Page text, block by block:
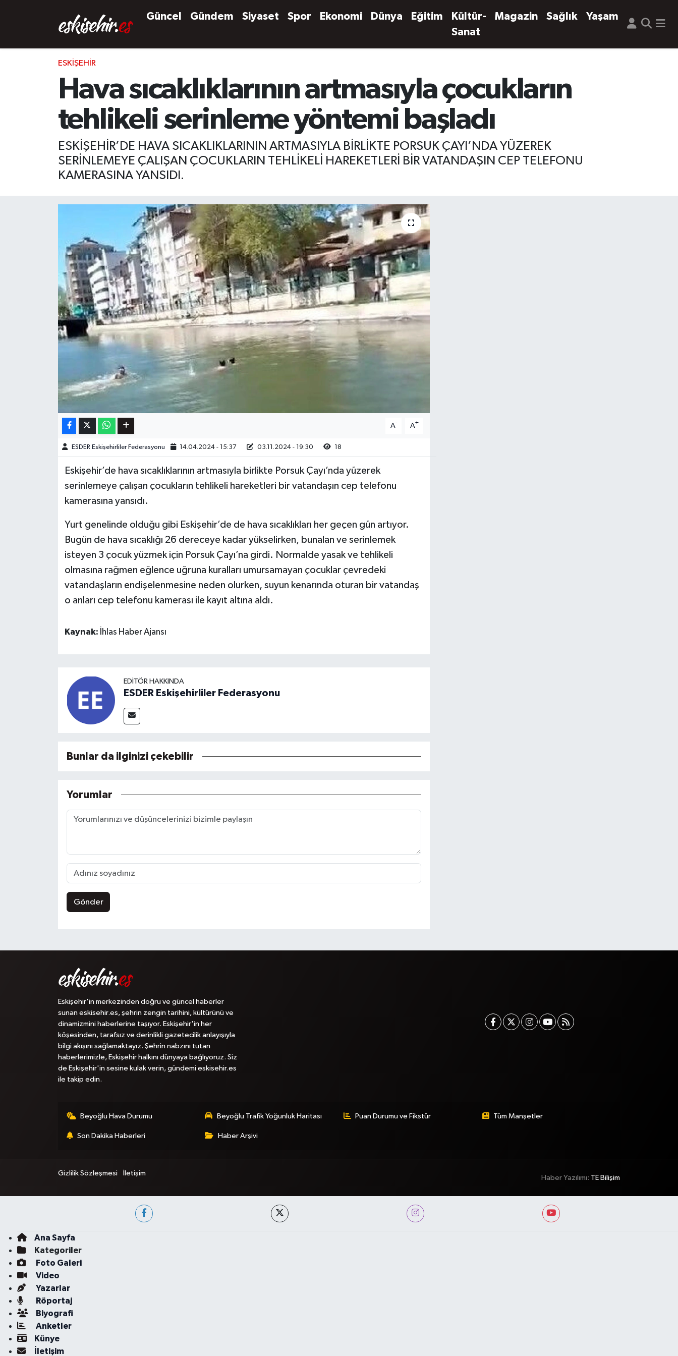
Güncel Gündem Siyaset Spor Ekonomi Dünya Eğitim
Kültür-
Sanat
Magazin Sağlık Yaşam
ESKIŞEHIR
Hava sıcaklıklarının artmasıyla çocukların
tehlikeli serinleme yöntemi başladı
ESKİŞEHİR’DE HAVA SICAKLIKLARININ ARTMASIYLA BİRLİKTE PORSUK ÇAYI’NDA YÜZEREK
SERİNLEMEYE ÇALIŞAN ÇOCUKLARIN TEHLİKELİ HAREKETLERİ BİR VATANDAŞIN CEP TELEFONU
KAMERASINA YANSIDI.
A- A+
ESDER Eskişehirliler Federasyonu 14.04.2024 - 15:37 03.11.2024 - 19:30 18
Eskişehir’de hava sıcaklıklarının artmasıyla birlikte Porsuk Çayı’nda yüzerek
serinlemeye çalışan çocukların tehlikeli hareketleri bir vatandaşın cep telefonu
kamerasına yansıdı.
Yurt genelinde olduğu gibi Eskişehir’de de hava sıcaklıkları her geçen gün artıyor.
Bugün de hava sıcaklığı 26 dereceye kadar yükselirken, bunalan ve serinlemek
isteyen 3 çocuk yüzmek için Porsuk Çayı’na girdi. Normalde yasak ve tehlikeli
olmasına rağmen eğlence uğruna kuralları umursamayan çocuklar çevredeki
vatandaşların endişelenmesine neden olurken, suyun kenarında oturan bir vatandaş
o anları cep telefonu kamerası ile kayıt altına aldı.
Kaynak: İhlas Haber Ajansı
EDITÖR HAKKINDA
ESDER Eskişehirliler Federasyonu
Bunlar da ilginizi çekebilir
Yorumlar
Gönder
Eskişehir'in merkezinden doğru ve güncel haberler
sunan eskisehir.es, şehrin zengin tarihini, kültürünü ve
dinamizmini haberlerine taşıyor. Eskişehir'in her
köşesinden, tarafsız ve derinlikli gazetecilik anlayışıyla
bilgi akışını sağlamaktayız. Şehrin nabzını tutan
haberlerimizle, Eskişehir halkını dünyaya bağlıyoruz. Siz
de Eskişehir'in sesine kulak verin, gündemi eskisehir.es
ile takip edin.
Beyoğlu Hava Durumu Beyoğlu Trafik Yoğunluk Haritası Puan Durumu ve Fikstür Tüm Manşetler
Son Dakika Haberleri Haber Arşivi
Gizlilik Sözleşmesi İletişim
Haber Yazılımı: TE Bilişim
Ana Sayfa
Kategoriler
Foto Galeri
Video
Yazarlar
Röportaj
Biyografi
Anketler
Künye
İletişim